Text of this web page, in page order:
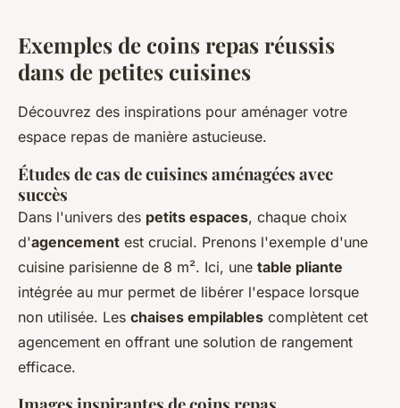
Exemples de coins repas réussis
dans de petites cuisines
Découvrez des inspirations pour aménager votre
espace repas de manière astucieuse.
Études de cas de cuisines aménagées avec
succès
Dans l'univers des petits espaces, chaque choix
d'agencement est crucial. Prenons l'exemple d'une
cuisine parisienne de 8 m². Ici, une table pliante
intégrée au mur permet de libérer l'espace lorsque
non utilisée. Les chaises empilables complètent cet
agencement en offrant une solution de rangement
efficace.